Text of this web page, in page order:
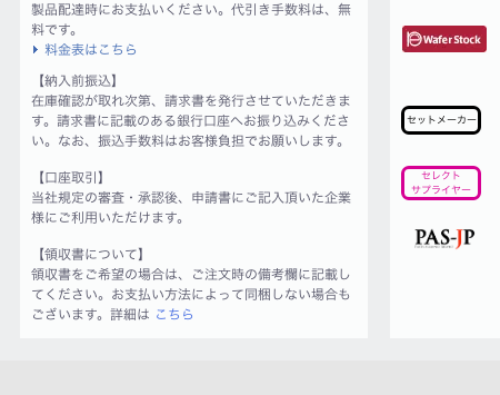
製品配達時にお支払いください。代引き手数料は、無
料です。
料金表はこちら
【納入前振込】
在庫確認が取れ次第、請求書を発行させていただきま
す。請求書に記載のある銀行口座へお振り込みくださ
い。なお、振込手数料はお客様負担でお願いします。
【口座取引】
当社規定の審査・承認後、申請書にご記入頂いた企業
様にご利用いただけます。
【領収書について】
領収書をご希望の場合は、ご注文時の備考欄に記載し
てください。お支払い方法によって同梱しない場合も
ございます。詳細は こちら
セットメーカー
セレクト
サプライヤー